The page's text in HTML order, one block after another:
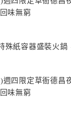
殊紙容器盛裝火鍋